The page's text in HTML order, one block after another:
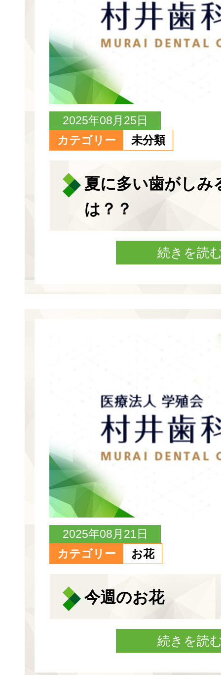
2025年08月25日
カテゴリー
未分類
夏に多い歯がしみ
は？？
続きを読
2025年08月21日
カテゴリー
お花
今週のお花
続きを読